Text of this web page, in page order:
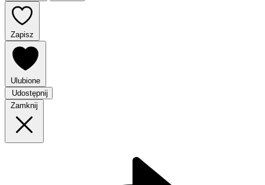
Zapisz
Ulubione
Udostępnij
Zamknij